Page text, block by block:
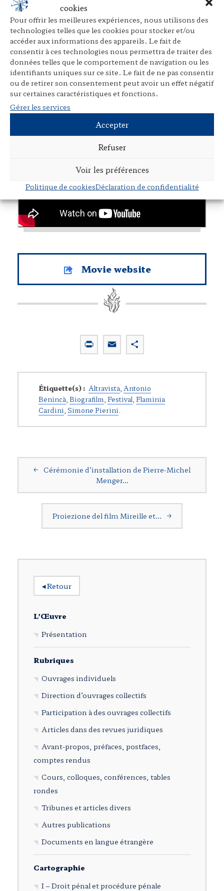
cookies
Pour offrir les meilleures expériences, nous utilisons des
technologies telles que les cookies pour stocker et/ou
accéder aux informations des appareils. Le fait de
consentir à ces technologies nous permettra de traiter des
données telles que le comportement de navigation ou les
identifiants uniques sur ce site. Le fait de ne pas consentir
ou de retirer son consentement peut avoir un effet négatif
sur certaines caractéristiques et fonctions.
Gérer les services
Accepter
Refuser
Voir les préférences
Politique de cookiesDéclaration de confidentialité
Open this PDF in a new tab
Trailer
Movie website
r
t
m
l
a
a
g
r
Étiquette(s) : Altravista Antonio
Benincà Biografilm Festival Flaminia
Cardini Simone Pierini .
← Cérémonie d’installation de Pierre-Michel
Menger…
Proiezione del film Mireille et… →
◂Retour
L’Œuvre
Présentation
Rubriques
Ouvrages individuels
Direction d’ouvrages collectifs
Participation à des ouvrages collectifs
Articles dans des revues juridiques
Avant-propos, préfaces, postfaces,
comptes rendus
Cours, colloques, conférences, tables
rondes
Tribunes et articles divers
Autres publications
Documents en langue étrangère
Cartographie
I – Droit pénal et procédure pénale